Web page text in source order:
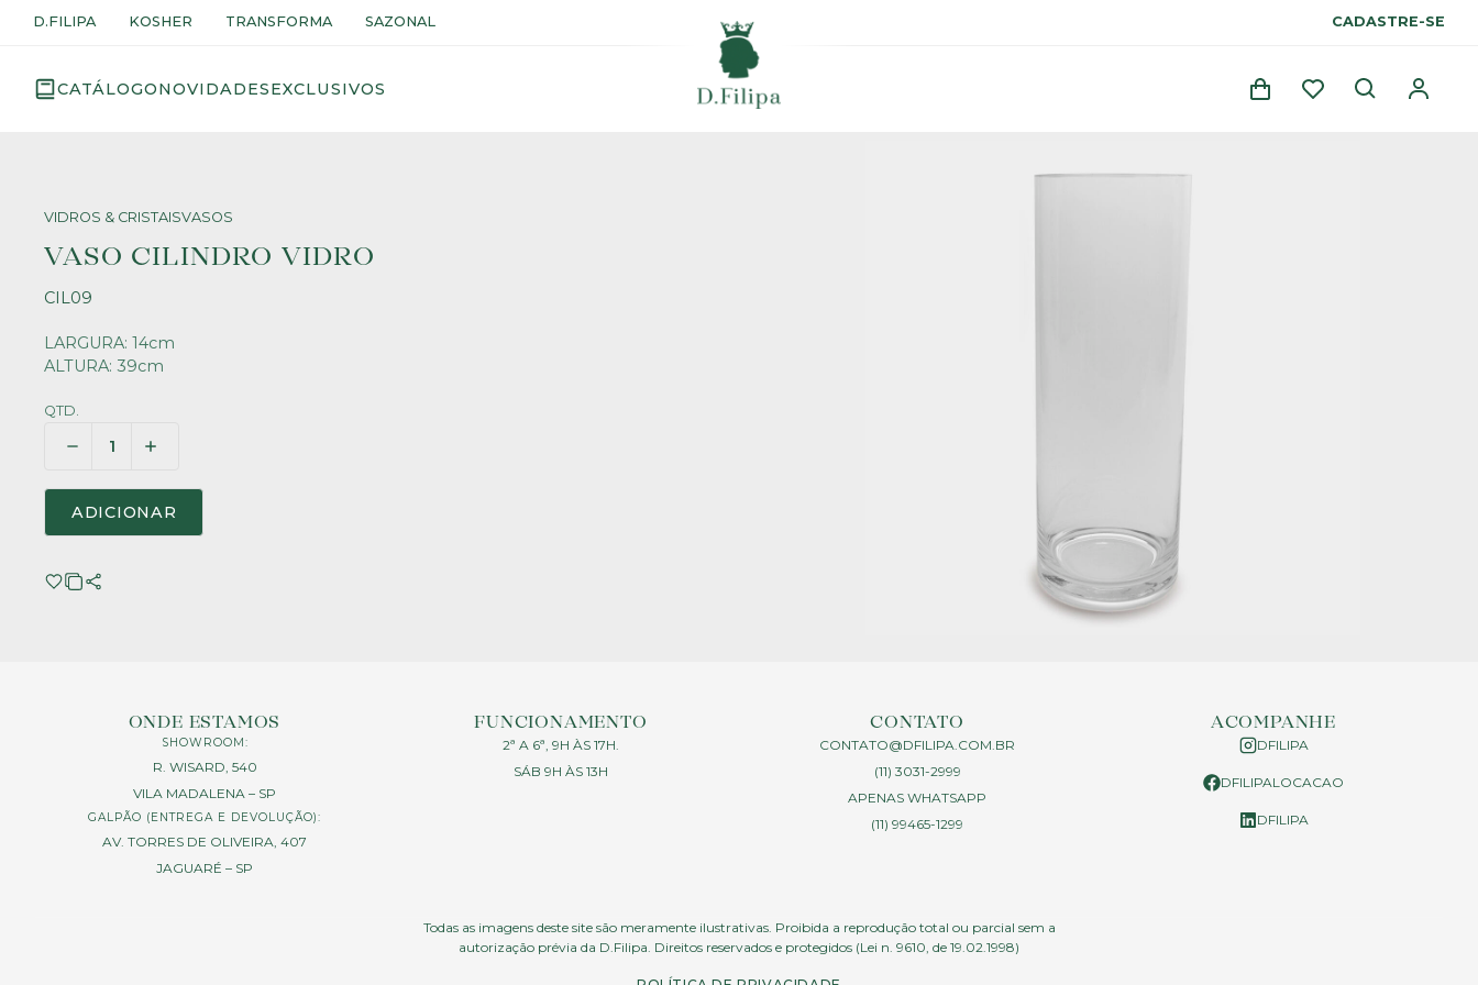
D.FILIPA KOSHER TRANSFORMA SAZONAL CADASTRE-SE
CATÁLOGONOVIDADESEXCLUSIVOS
VIDROS & CRISTAISVASOS
VASO CILINDRO VIDRO
CIL09
LARGURA: 14cm
ALTURA: 39cm
QTD.
ADICIONAR
ONDE ESTAMOS
SHOWROOM:
R. WISARD, 540
VILA MADALENA – SP
GALPÃO (ENTREGA E DEVOLUÇÃO):
AV. TORRES DE OLIVEIRA, 407
JAGUARÉ – SP
FUNCIONAMENTO
2ª A 6ª, 9H ÀS 17H.
SÁB 9H ÀS 13H
CONTATO
CONTATO@DFILIPA.COM.BR
(11) 3031-2999
APENAS WHATSAPP
(11) 99465-1299
ACOMPANHE
DFILIPA
DFILIPALOCACAO
DFILIPA
Todas as imagens deste site são meramente ilustrativas. Proibida a reprodução total ou parcial sem a
autorização prévia da D.Filipa. Direitos reservados e protegidos (Lei n. 9610, de 19.02.1998)